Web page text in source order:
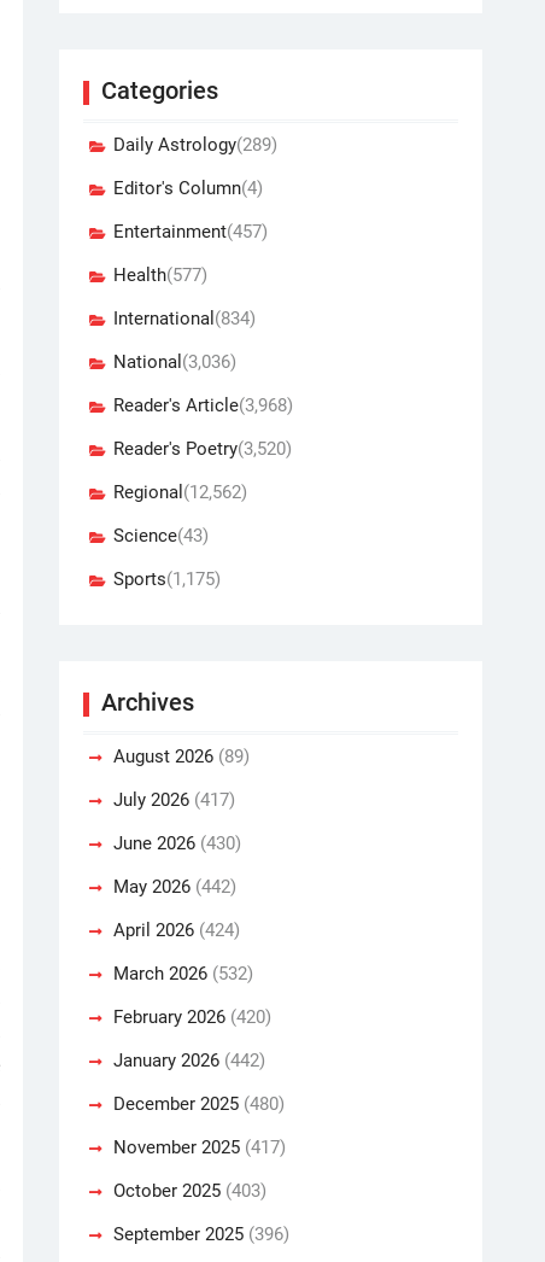
Categories
Daily Astrology(289)
Editor's Column(4)
Entertainment(457)
Health(577)
International (834)
National (3,036)
Reader's Article(3,968)
Reader's Poetry(3,520)
Regional (12,562)
Science(43)
Sports(1,175)
Archives
August 2026 (89)
July 2026 (417)
June 2026 (430)
May 2026 (442)
April 2026 (424)
March 2026 (532)
February 2026 (420)
January 2026 (442)
December 2025 (480)
November 2025 (417)
October 2025 (403)
September 2025 (396)